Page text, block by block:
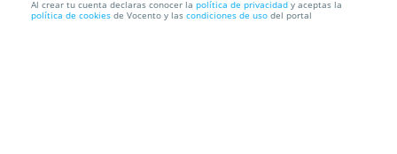
Entrada "Far West Yllana" el 20 septiembre por
Al crear tu cuenta declaras conocer la política de privacidad y aceptas la
política de cookies de Vocento y las condiciones de uso del portal